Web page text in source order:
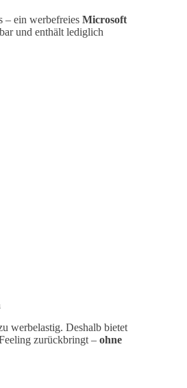
– ein werbefreies Microsoft
und enthält lediglich
werbelastig. Deshalb bietet
zurückbringt – ohne